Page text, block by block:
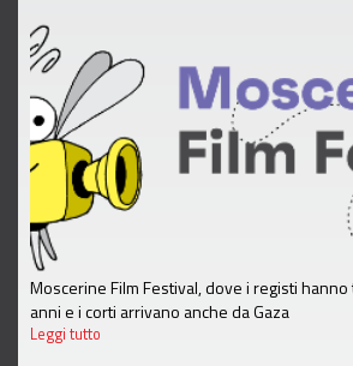
Moscerine Film Festival, dove i registi
anni e i corti arrivano anche da Gaza
Leggi tutto